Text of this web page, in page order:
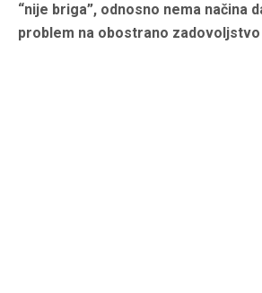
“nije briga”, odnosno nema načina
problem na obostrano zadovoljstvo